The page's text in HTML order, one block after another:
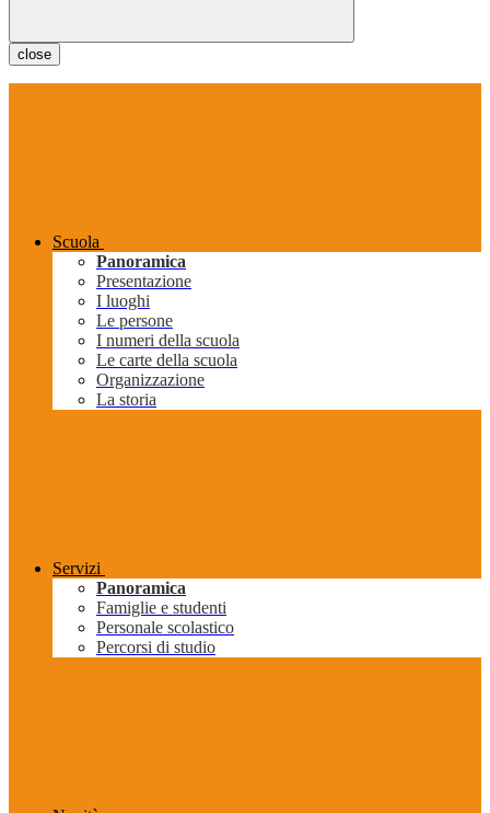
close
Scuola
Panoramica
Presentazione
I luoghi
Le persone
I numeri della scuola
Le carte della scuola
Organizzazione
La storia
Servizi
Panoramica
Famiglie e studenti
Personale scolastico
Percorsi di studio